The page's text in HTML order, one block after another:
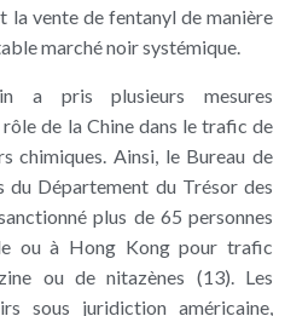
vente de fentanyl de manière
marché noir systémique.
a pris plusieurs mesures
de la Chine dans le trafic de
chimiques. Ainsi, le Bureau de
Département du Trésor des
plus de 65 personnes
ou à Hong Kong pour trafic
ou de nitazènes (13). Les
sous juridiction américaine,